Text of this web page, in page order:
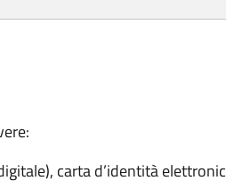
carta d’identità